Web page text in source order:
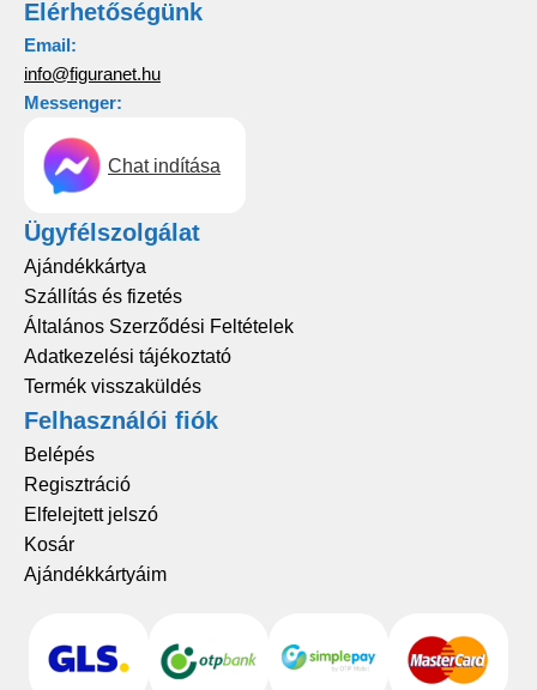
Elérhetőségünk
Email:
info@figuranet.hu
Messenger:
Chat indítása
Ügyfélszolgálat
Ajándékkártya
Szállítás és fizetés
Általános Szerződési Feltételek
Adatkezelési tájékoztató
Termék visszaküldés
Felhasználói fiók
Belépés
Regisztráció
Elfelejtett jelszó
Kosár
Ajándékkártyáim